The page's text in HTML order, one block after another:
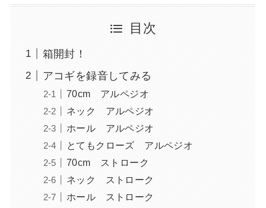
目次
箱開封！
アコギを録音してみる
70cm アルペジオ
ネック アルペジオ
ホール アルペジオ
とてもクローズ アルペジオ
70cm ストローク
ネック ストローク
ホール ストローク